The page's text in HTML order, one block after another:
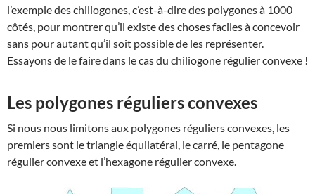
l’exemple des chiliogones, c’est-à-dire des polygones à 1000
côtés, pour montrer qu’il existe des choses faciles à concevoir
sans pour autant qu’il soit possible de les représenter.
Essayons de le faire dans le cas du chiliogone régulier convexe !
Les polygones réguliers convexes
Si nous nous limitons aux polygones réguliers convexes, les
premiers sont le triangle équilatéral, le carré, le pentagone
régulier convexe et l’hexagone régulier convexe.